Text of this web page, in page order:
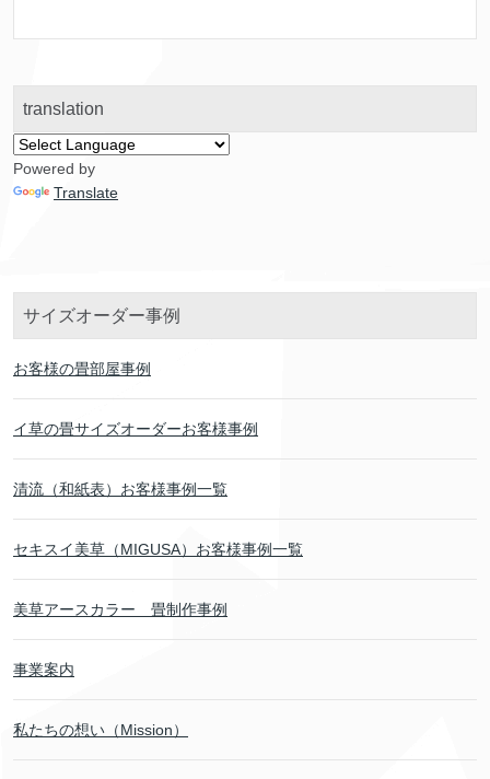
translation
Powered by
Translate
サイズオーダー事例
お客様の畳部屋事例
イ草の畳サイズオーダーお客様事例
清流（和紙表）お客様事例一覧
セキスイ美草（MIGUSA）お客様事例一覧
美草アースカラー 畳制作事例
事業案内
私たちの想い（Mission）